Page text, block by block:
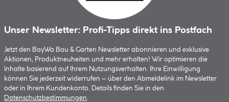
Unser Newsletter: Profi-Tipps direkt ins Postfach
Jetzt den BayWa Bau & Garten Newsletter abonnieren und exklusive
Aktionen, Produktneuheiten und mehr erhalten! Wir optimieren die
Inhalte basierend auf Ihrem Nutzungsverhalten. Ihre Einwilligung
können Sie jederzeit widerrufen – über den Abmeldelink im Newsletter
oder in Ihrem Kundenkonto. Details finden Sie in den
Datenschutzbestimmungen.